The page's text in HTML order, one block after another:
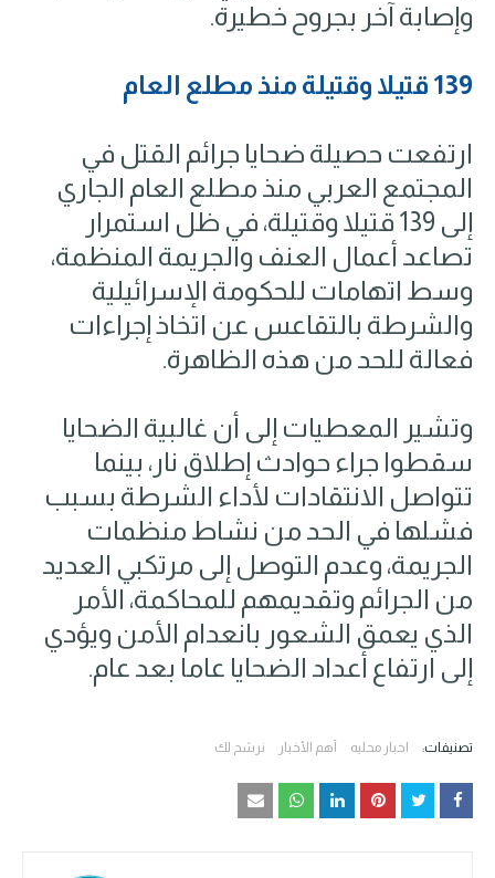
وإصابة آخر بجروح خطيرة.
139 قتيلا وقتيلة منذ مطلع العام
ارتفعت حصيلة ضحايا جرائم القتل في
المجتمع العربي منذ مطلع العام الجاري
إلى 139 قتيلا وقتيلة، في ظل استمرار
تصاعد أعمال العنف والجريمة المنظمة،
وسط اتهامات للحكومة الإسرائيلية
والشرطة بالتقاعس عن اتخاذ إجراءات
فعالة للحد من هذه الظاهرة.
وتشير المعطيات إلى أن غالبية الضحايا
سقطوا جراء حوادث إطلاق نار، بينما
تتواصل الانتقادات لأداء الشرطة بسبب
فشلها في الحد من نشاط منظمات
الجريمة، وعدم التوصل إلى مرتكبي العديد
من الجرائم وتقديمهم للمحاكمة، الأمر
الذي يعمق الشعور بانعدام الأمن ويؤدي
إلى ارتفاع أعداد الضحايا عاما بعد عام.
تصنيفات: اخبار محليه أهم الأخبار نرشح لك